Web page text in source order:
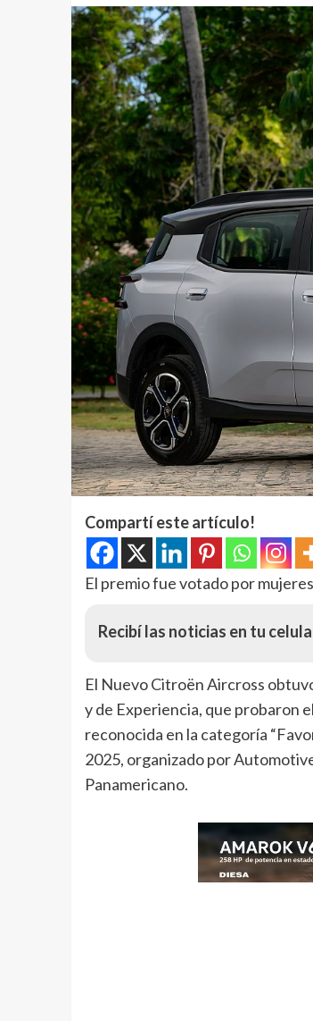
Compartí este artículo!
El premio fue votado por
Recibí las noticias en tu
El Nuevo Citroën Aircross
y de Experiencia, que probaron
reconocida en la categoría
2025, organizado por
Panamericano.